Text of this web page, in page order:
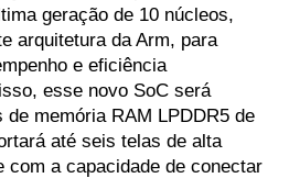
geração de 10 núcleos,
arquitetura da Arm, para
e eficiência
esse novo SoC será
memória RAM LPDDR5 de
até seis telas de alta
com a capacidade de conectar